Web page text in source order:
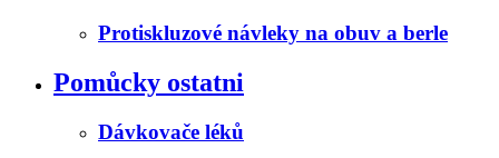
Protiskluzové návleky na obuv a berle
Pomůcky ostatni
Dávkovače léků